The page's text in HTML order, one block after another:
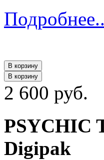
В корзину
В корзину
2 600 руб.
PSYCHIC
Digipak